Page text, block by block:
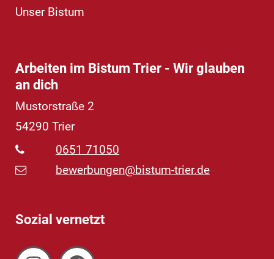
Unser Bistum
Arbeiten im Bistum Trier - Wir glauben
an dich
Mustorstraße 2
54290 Trier
0651 71050
bewerbungen@bistum-trier.de
Sozial vernetzt